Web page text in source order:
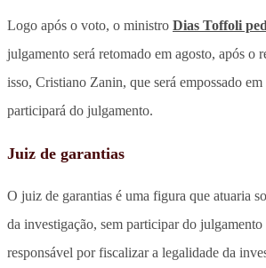
Logo após o voto, o ministro Dias Toffoli
julgamento será retomado em agosto, após o
isso, Cristiano Zanin, que será empossado em
participará do julgamento.
Juiz de garantias
O juiz de garantias é uma figura que atuaria
da investigação, sem participar do
responsável por fiscalizar a legalidade da